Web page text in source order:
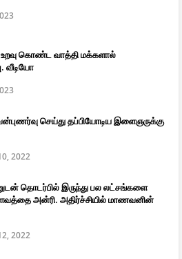
கொண்ட வாத்தி மக்களால்
வீடியோ
செய்து தப்பியோடிய இளைஞருக்கு
2022
தொடர்பில் இருந்து பல லட்சங்களை
அன்ரி. அதிர்ச்சியில் மாணவனின்
2022